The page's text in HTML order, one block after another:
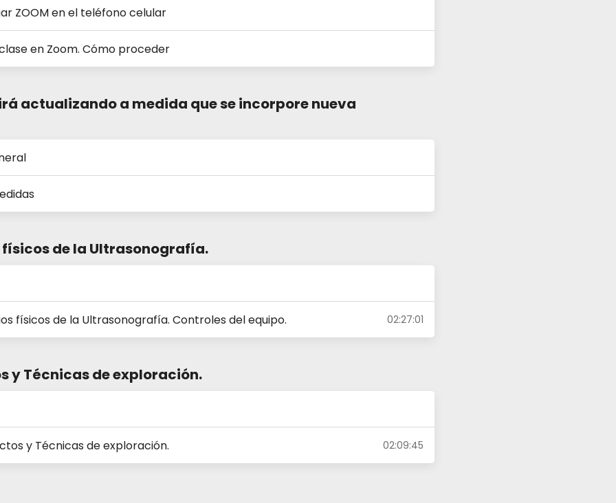
ZOOM en el teléfono celular
en Zoom. Cómo proceder
irá actualizando a medida que se incorpore nueva
físicos de la Ultrasonografía.
físicos de la Ultrasonografía. Controles del equipo. 02:27:01
y Técnicas de exploración.
y Técnicas de exploración. 02:09:45